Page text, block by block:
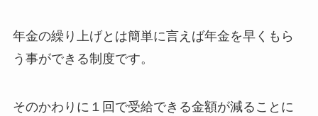
年金の繰り上げとは簡単に言えば年金を早くもら
う事ができる制度です。
そのかわりに１回で受給できる金額が減ることに